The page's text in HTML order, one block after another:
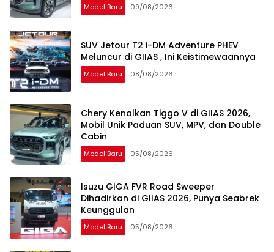
Model Baru 09/08/2026
SUV Jetour T2 i-DM Adventure PHEV
Meluncur di GIIAS , Ini Keistimewaannya
Model Baru 08/08/2026
Chery Kenalkan Tiggo V di GIIAS 2026,
Mobil Unik Paduan SUV, MPV, dan Double
Cabin
Model Baru 05/08/2026
Isuzu GIGA FVR Road Sweeper
Dihadirkan di GIIAS 2026, Punya Seabrek
Keunggulan
Model Baru 05/08/2026